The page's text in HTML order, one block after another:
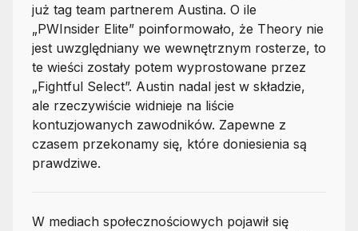
już tag team partnerem Austina. O ile
„PWInsider Elite” poinformowało, że Theory nie
jest uwzględniany we wewnętrznym rosterze, to
te wieści zostały potem wyprostowane przez
„Fightful Select”. Austin nadal jest w składzie,
ale rzeczywiście widnieje na liście
kontuzjowanych zawodników. Zapewne z
czasem przekonamy się, które doniesienia są
prawdziwe.
W mediach społecznościowych pojawił się